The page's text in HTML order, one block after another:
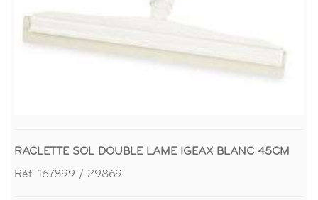
RACLETTE SOL DOUBLE LAME IGEAX BLANC 45CM
Réf. 167899 / 29869